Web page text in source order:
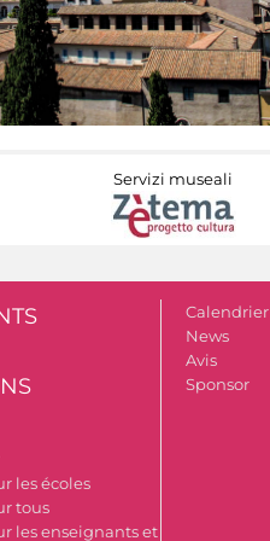
Servizi museali
les écoles
tous
les enseignants et
Calendrier
News
Avis
Sponsor